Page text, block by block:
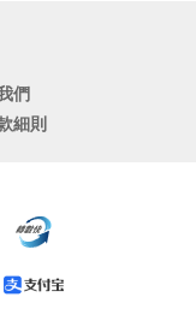
們
細則